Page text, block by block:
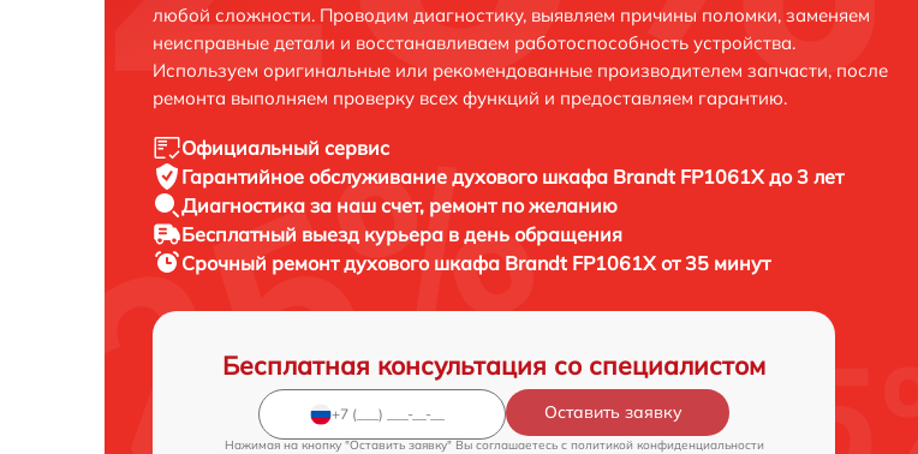
любой сложности. Проводим диагностику, выявляем причины поломки, заменяем
неисправные детали и восстанавливаем работоспособность устройства.
Используем оригинальные или рекомендованные производителем запчасти, после
ремонта выполняем проверку всех функций и предоставляем гарантию.
Официальный сервис
Гарантийное обслуживание духового шкафа Brandt FP1061X до 3 лет
Диагностика за наш счет, ремонт по желанию
Бесплатный выезд курьера в день обращения
Срочный ремонтдухового шкафа Brandt FP1061X от 35 минут
Бесплатная консультация со специалистом
Оставить заявку
Нажимая на кнопку "Оставить заявку" Вы соглашаетесь c политикой конфиденциальности